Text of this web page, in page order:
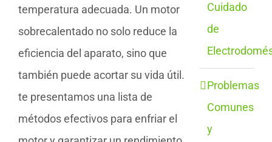
temperatura adecuada. Un motor
sobrecalentado no solo reduce la
eficiencia del aparato, sino que
también puede acortar su vida útil.
te presentamos una lista de
métodos efectivos para enfriar el
Cuidado
de
Problemas
Comunes
y